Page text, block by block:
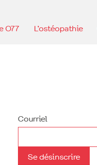
O77 L’ostéopathie
Courriel
Se désinscrire